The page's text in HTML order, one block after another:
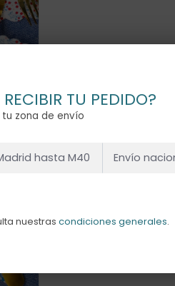
TU PEDIDO?
zona de envío
hasta M40 Envío
nuestras condiciones generales.